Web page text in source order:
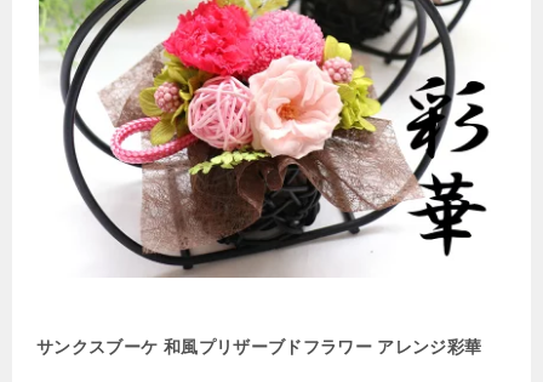
サンクスブーケ 和風プリザーブドフラワー アレンジ彩華